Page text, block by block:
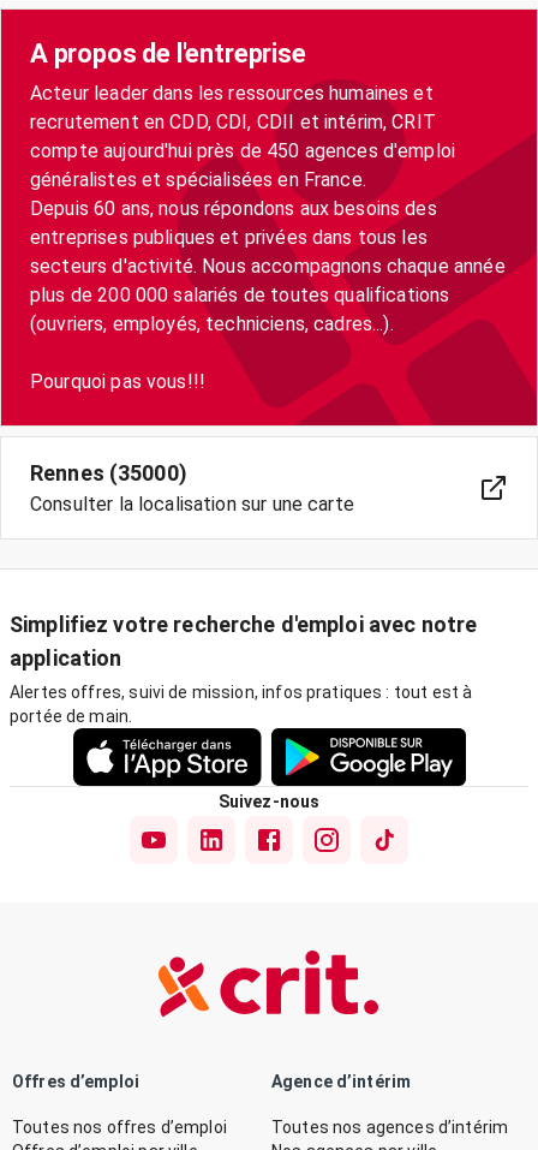
A propos de l'entreprise
Acteur leader dans les ressources humaines et
recrutement en CDD, CDI, CDII et intérim, CRIT
compte aujourd'hui près de 450 agences d'emploi
généralistes et spécialisées en France.
Depuis 60 ans, nous répondons aux besoins des
entreprises publiques et privées dans tous les
secteurs d'activité. Nous accompagnons chaque année
plus de 200 000 salariés de toutes qualifications
(ouvriers, employés, techniciens, cadres...).
Pourquoi pas vous!!!
Rennes (35000)
Consulter la localisation sur une carte
Simplifiez votre recherche d'emploi avec notre
application
Alertes offres, suivi de mission, infos pratiques : tout est à
portée de main.
Suivez-nous
Offres d’emploi
Toutes nos offres d’emploi
Agence d’intérim
Toutes nos agences d’intérim